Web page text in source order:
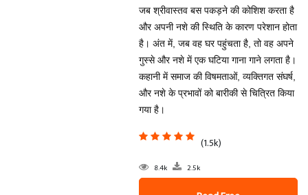
जब श्रीवास्तव बस पकड़ने की कोशिश करता है
और अपनी नशे की स्थिति के कारण परेशान होता
है। अंत में, जब वह घर पहुंचता है, तो वह अपने
गुस्से और नशे में एक घटिया गाना गाने लगता है।
कहानी में समाज की विषमताओं, व्यक्तिगत संघर्ष,
और नशे के प्रभावों को बारीकी से चित्रित किया
गया है।
(1.5k)
8.4k 2.5k